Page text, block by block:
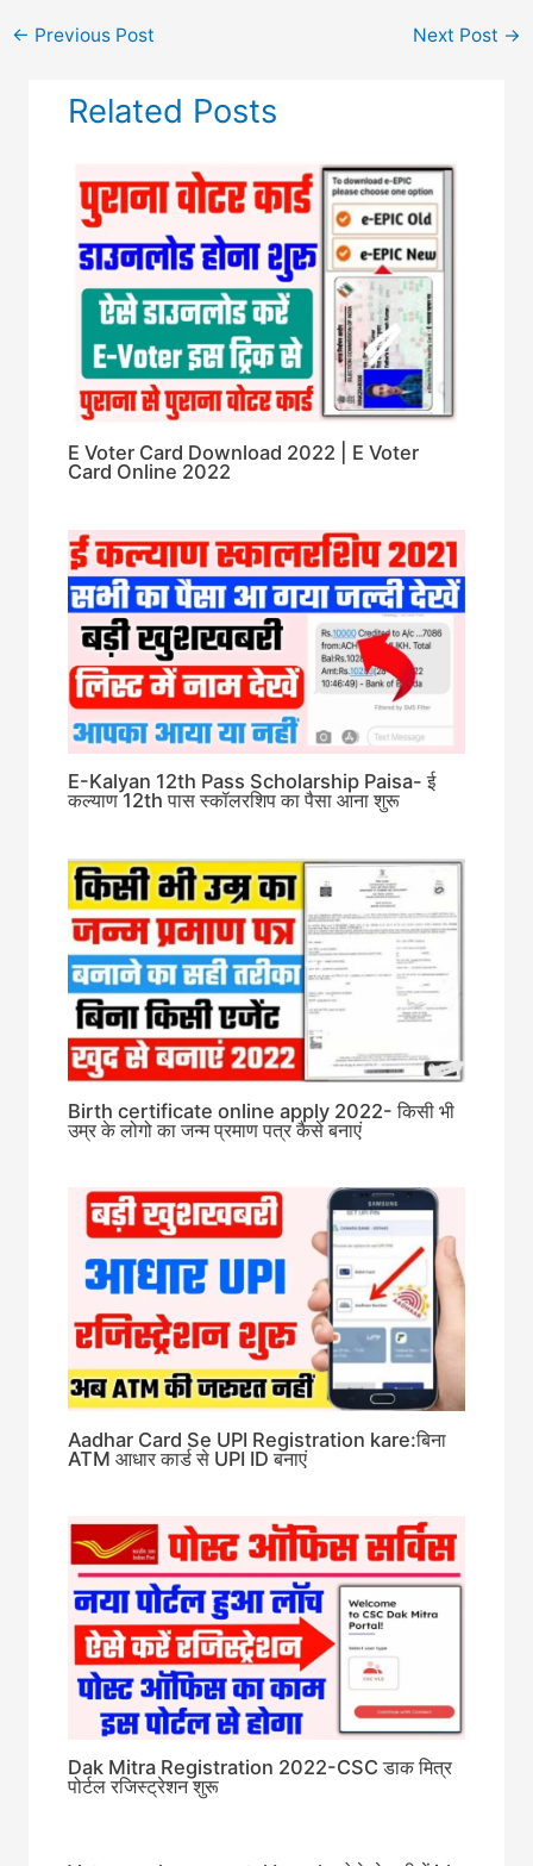
← Previous Post Next Post →
Related Posts
E Voter Card Download 2022 | E Voter
Card Online 2022
E-Kalyan 12th Pass Scholarship Paisa- ई
कल्याण 12th पास स्कॉलरशिप का पैसा आना शुरू
Birth certificate online apply 2022- किसी भी
उम्र के लोगो का जन्म प्रमाण पत्र कैसे बनाएं
Aadhar Card Se UPI Registration kare:बिना
ATM आधार कार्ड से UPI ID बनाएं
Dak Mitra Registration 2022-CSC डाक मित्र
पोर्टल रजिस्ट्रेशन शुरू